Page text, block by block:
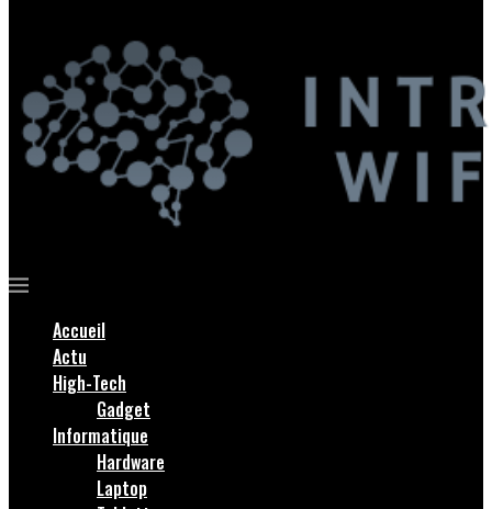
Accueil
Actu
High-Tech
Gadget
Informatique
Hardware
Laptop